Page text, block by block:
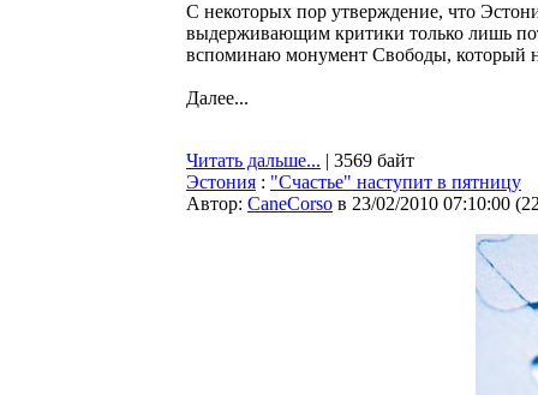
С некоторых пор утверждение, что
выдерживающим критики только лишь
вспоминаю монумент Свободы, который
Далее...
Читать дальше... | 3569 байт
Эстония : "Счастье" наступит в пятницу
Автор: CaneCorso в 23/02/2010 07:10:00 (